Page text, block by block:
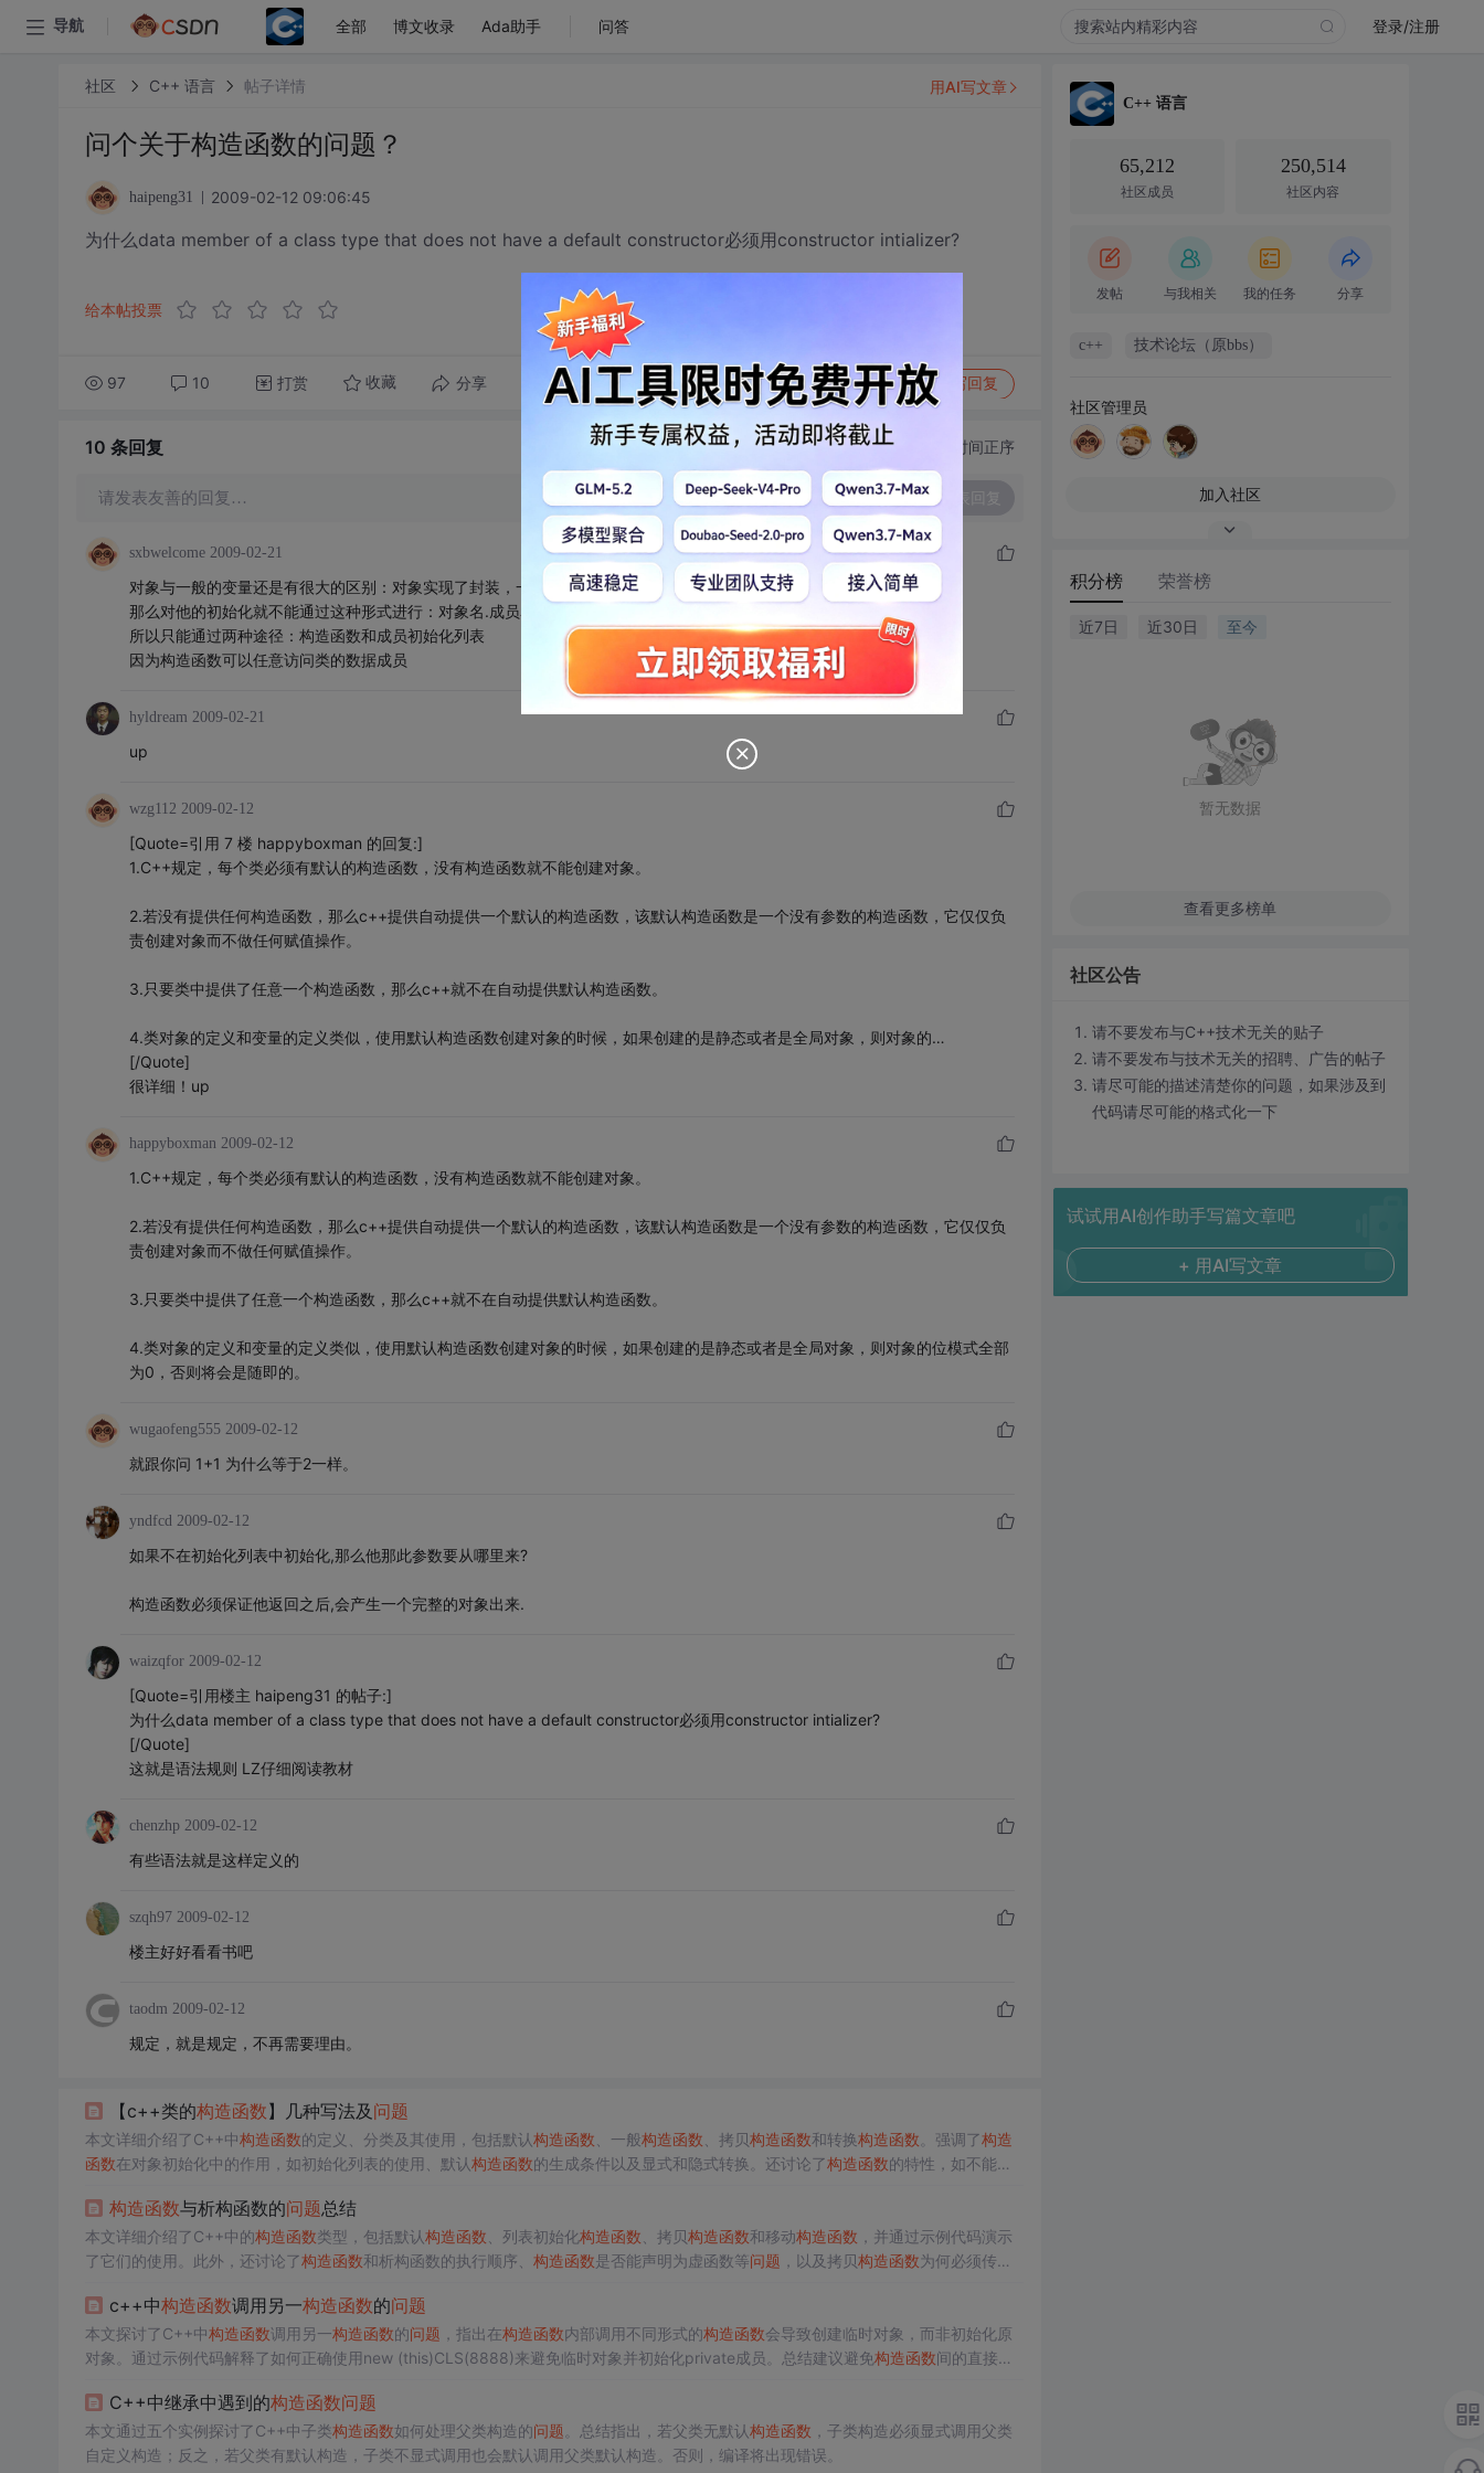
导航 全部 博文收录 Ada助手 问答 登录/注册
社区 C++ 语言 帖子详情
问个关于构造函数的问题？
haipeng31 2009-02-12 09:06:45
为什么data member of a class type that does not have a default constructor必须用constructor intializer?
给本帖投票
97 10 打赏 收藏 分享 转发到动态 举报 写回复
用AI写文章
10 条回复 切换为时间正序
请发表友善的回复… 发表回复
sxbwelcome 2009-02-21
对象与一般的变量还是有很大的区别：对象实现了封装，一般不允许直接访问对象的数据成员【一般都设置为private】
那么对他的初始化就不能通过这种形式进行：对象名.成员名=……【结构体变量可以这么使用】
所以只能通过两种途径：构造函数和成员初始化列表
因为构造函数可以任意访问类的数据成员
hyldream 2009-02-21
up
wzg112 2009-02-12
[Quote=引用 7 楼 happyboxman 的回复:]
1.C++规定，每个类必须有默认的构造函数，没有构造函数就不能创建对象。
2.若没有提供任何构造函数，那么c++提供自动提供一个默认的构造函数，该默认构造函数是一个没有参数的构造函数，它仅仅负
责创建对象而不做任何赋值操作。
3.只要类中提供了任意一个构造函数，那么c++就不在自动提供默认构造函数。
4.类对象的定义和变量的定义类似，使用默认构造函数创建对象的时候，如果创建的是静态或者是全局对象，则对象的…
[/Quote]
很详细！up
happyboxman 2009-02-12
1.C++规定，每个类必须有默认的构造函数，没有构造函数就不能创建对象。
2.若没有提供任何构造函数，那么c++提供自动提供一个默认的构造函数，该默认构造函数是一个没有参数的构造函数，它仅仅负
责创建对象而不做任何赋值操作。
3.只要类中提供了任意一个构造函数，那么c++就不在自动提供默认构造函数。
4.类对象的定义和变量的定义类似，使用默认构造函数创建对象的时候，如果创建的是静态或者是全局对象，则对象的位模式全部
为0，否则将会是随即的。
wugaofeng555 2009-02-12
就跟你问 1+1 为什么等于2一样。
yndfcd 2009-02-12
如果不在初始化列表中初始化,那么他那此参数要从哪里来?
构造函数必须保证他返回之后,会产生一个完整的对象出来.
waizqfor 2009-02-12
[Quote=引用楼主 haipeng31 的帖子:]
为什么data member of a class type that does not have a default constructor必须用constructor intializer?
[/Quote]
这就是语法规则 LZ仔细阅读教材
chenzhp 2009-02-12
有些语法就是这样定义的
szqh97 2009-02-12
楼主好好看看书吧
taodm 2009-02-12
规定，就是规定，不再需要理由。
【c++类的构造函数】几种写法及 问题
本文详细介绍了C++中构造函数的定义、分类及其使用，包括默认构造函数 、一般构造函数 、拷贝构造函数和转换构造函数 。强调了构造
函数在对象初始化中的作用，如初始化列表的使用、默认构造函数的生成条件以及显式和隐式转换。还讨论了构造函数的特性，如不能为c
构造函数与析构函数的问题总结
本文详细介绍了C++中的构造函数类型，包括默认构造函数 、列表初始化构造函数 、拷贝构造函数和移动构造函数 ，并通过示例代码演示
了它们的使用。此外，还讨论了构造函数和析构函数的执行顺序、 构造函数是否能声明为虚函数等问题 ，以及拷贝构造函数为何必须传引
c++中构造函数调用另一构造函数的问题
本文探讨了C++中构造函数调用另一构造函数的问题 ，指出在构造函数内部调用不同形式的构造函数会导致创建临时对象，而非初始化原
对象。通过示例代码解释了如何正确使用new (this)CLS(8888)来避免临时对象并初始化private成员。总结建议避免构造函数间的直接调
C++中继承中遇到的构造函数问题
本文通过五个实例探讨了C++中子类构造函数如何处理父类构造的问题 。总结指出，若父类无默认构造函数 ，子类构造必须显式调用父类
自定义构造；反之，若父类有默认构造，子类不显式调用也会默认调用父类默认构造。否则，编译将出现错误。
C++ 语言
65,212
社区成员
250,514
社区内容
发帖 与我相关 我的任务 分享
c++ 技术论坛（原bbs）
社区管理员
加入社区
积分榜 荣誉榜
近7日 近30日 至今
暂无数据
查看更多榜单
社区公告
请不要发布与C++技术无关的贴子
请不要发布与技术无关的招聘、广告的帖子
请尽可能的描述清楚你的问题，如果涉及到
代码请尽可能的格式化一下
试试用AI创作助手写篇文章吧
+ 用AI写文章